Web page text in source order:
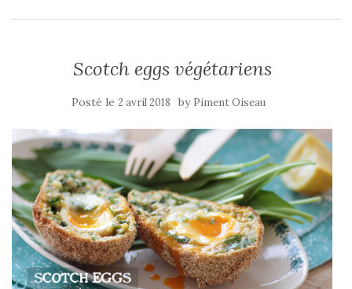
Scotch eggs végétariens
Posté le 2 avril 2018 by Piment Oiseau